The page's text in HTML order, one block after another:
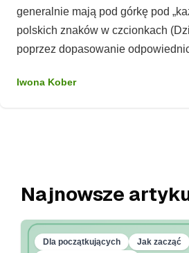
generalnie mają pod górkę pod
polskich znaków w czcionkach
poprzez dopasowanie
Iwona Kober
Najnowsze
Dla początkujących
Jak zacząć